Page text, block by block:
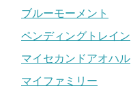
ブルーモーメント
ペンディングトレイン
マイセカンドアオハル
マイファミリー